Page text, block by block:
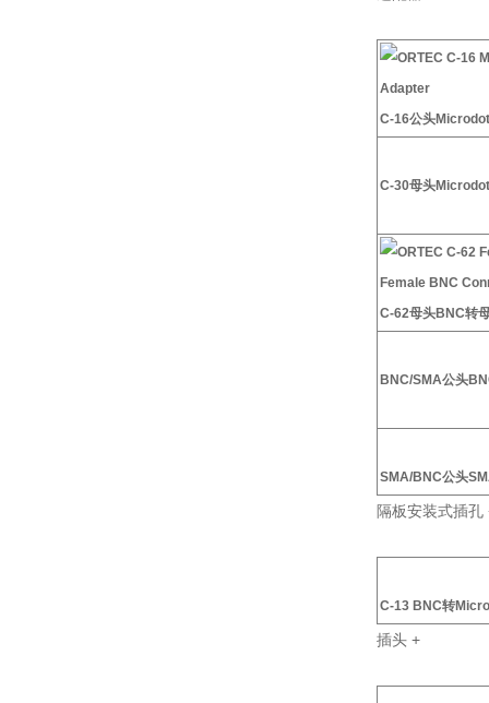
C-16公头Microdot
C-30母头Microdot
C-62母头BNC转
BNC/SMA公头
SMA/BNC公头
隔板安装式插孔
C-13BNC转
插头 +